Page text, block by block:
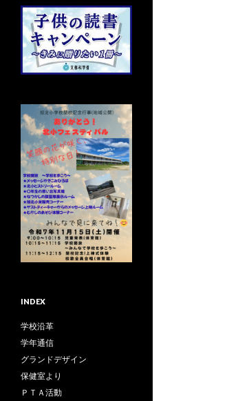
INDEX
学校沿革
学年通信
グランドデザイン
保健室より
ＰＴＡ活動